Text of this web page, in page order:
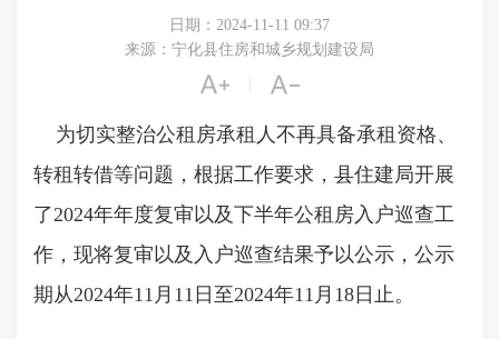
日期：2024-11-11 09:37
来源：宁化县住房和城乡规划建设局
 
为切实整治公租房承租人不再具备承租资格、
转租转借等问题，根据工作要求，县住建局开展
了2024年年度复审以及下半年公租房入户巡查工
作，现将复审以及入户巡查结果予以公示，公示
期从2024年11月11日至2024年11月18日止。